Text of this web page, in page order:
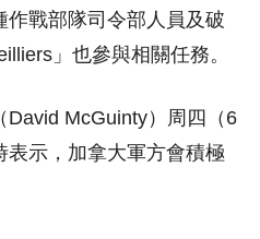
作戰部隊司令部人員及破
」也參與相關任務。
David McGuinty）周四（6
表示，加拿大軍方會積極